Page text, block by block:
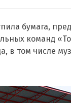
бумага,
команд
в том числе